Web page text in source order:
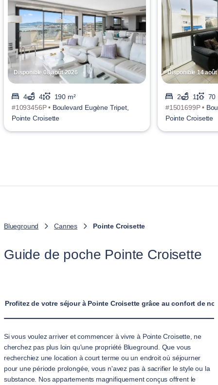
Disponible 08 août 2026
4 4
190 m²
#1093456P • Boulevard Eugène Tripet,
Pointe Croisette
Disponible 14 août
2 1
70
#1501699P •
Pointe Croisette
Blueground Cannes Pointe Croisette
Guide de poche Pointe Croisette
Profitez de votre séjour à Pointe Croisette grâce au confort de
Si vous voulez arriver et commencer à vivre à Pointe Croisette, ne
cherchez pas plus loin qu'une propriété Blueground. Que vous
recherchiez une location à court terme ou un endroit où séjourner
pour une période prolongée, vous n'avez pas à sacrifier le style ou la
substance. Nos appartements magnifiquement conçus offrent le